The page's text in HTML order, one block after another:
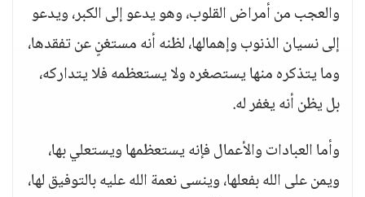
والعجب من أمراض القلوب، وهو يدعو إلى الكبر، ويدعو
إلى نسيان الذنوب وإهمالها، لظنه أنه مستغنٍ عن تفقدها،
وما يتذكره منها يستصغره ولا يستعظمه فلا يتداركه،
بل يظن أنه يغفر له.
وأما العبادات والأعمال فإنه يستعظمها ويستعلي بها،
ويمن على الله بفعلها، وينسى نعمة الله عليه بالتوفيق لها،